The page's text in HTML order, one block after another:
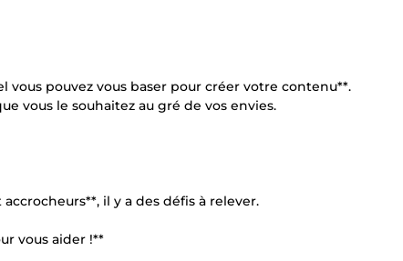
pouvez vous baser pour créer votre contenu**.
vous le souhaitez au gré de vos envies.
il y a des défis à relever.
vous aider !**